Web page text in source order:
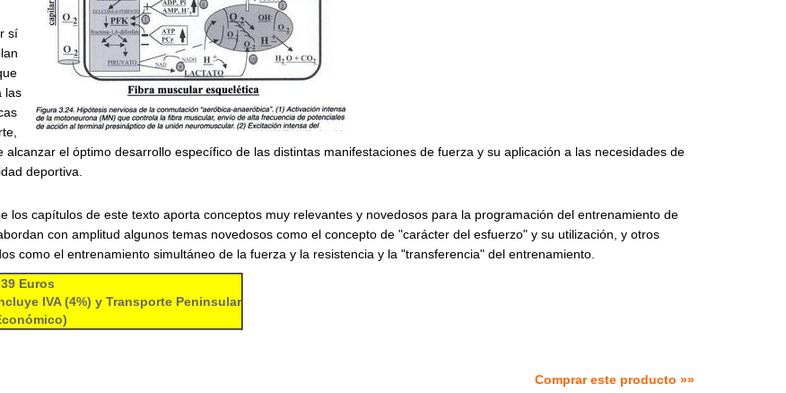
sí
las
alcanzar el óptimo desarrollo específico de las distintas manifestaciones de fuerza y su aplicación a las necesidades de
deportiva.
los capítulos de este texto aporta conceptos muy relevantes y novedosos para la programación del entrenamiento de
con amplitud algunos temas novedosos como el concepto de "carácter del esfuerzo" y su utilización, y otros
como el entrenamiento simultáneo de la fuerza y la resistencia y la "transferencia" del entrenamiento.
Euros
IVA (4%) y Transporte Peninsular
Comprar este producto »»